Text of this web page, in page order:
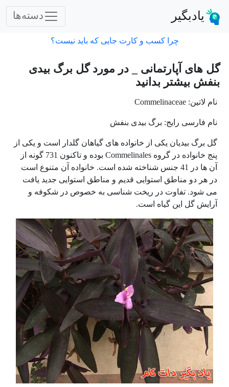
یادبگیر دسته‌ها
چرا کسب و کارت جایی که باید نیست؟
گل های آپارتمانی _ در مورد گل برگ بیدی
بنفش بیشتر بدانید
نام لاتین: Commelinaceae
نام فارسی رایج: برگ بیدی بنفش
گل برگ بیدیان یکی از خانواده های گیاهان گلدار است و یکی از
پنج خانواده در گروه Commelinales بوده و تاکنون 731 گونه از
آن ها در 41 جنس شناخته شده است. خانواده آن متنوع است
در هر دو مناطق استوایی قدیم و مناطق استوایی جدید یافت
می شود. تفاوت در ریخت شناسی به خصوص در شکوفه و
آرایش گل این گیاه است.